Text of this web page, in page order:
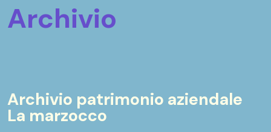
archivio
Archivio patrimonio aziendale
La marzocco